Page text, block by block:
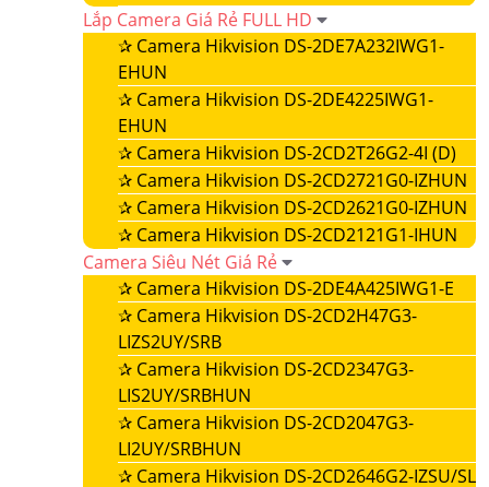
Lắp Camera Giá Rẻ FULL HD
✰ Camera Hikvision DS-2DE7A232IWG1-
EHUN
✰ Camera Hikvision DS-2DE4225IWG1-
EHUN
✰ Camera Hikvision DS-2CD2T26G2-4I (D)
✰ Camera Hikvision DS-2CD2721G0-IZHUN
✰ Camera Hikvision DS-2CD2621G0-IZHUN
✰ Camera Hikvision DS-2CD2121G1-IHUN
Camera Siêu Nét Giá Rẻ
✰ Camera Hikvision DS-2DE4A425IWG1-E
✰ Camera Hikvision DS-2CD2H47G3-
LIZS2UY/SRB
✰ Camera Hikvision DS-2CD2347G3-
LIS2UY/SRBHUN
✰ Camera Hikvision DS-2CD2047G3-
LI2UY/SRBHUN
✰ Camera Hikvision DS-2CD2646G2-IZSU/SL